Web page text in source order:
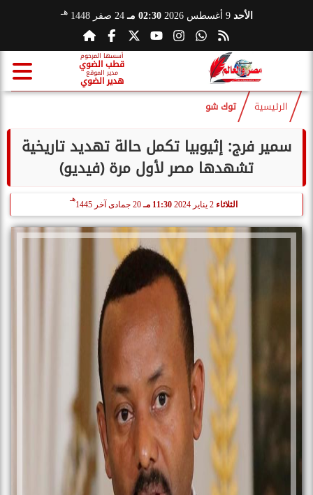
الأحد 9 أغسطس 2026 02:30 مـ 24 صفر 1448 هـ
أسسها المرحوم
قطب الضوي
مدير الموقع
هدير الضوي
الرئيسية توك شو
سمير فرج: إثيوبيا تكمل حالة تهديد تاريخية
تشهدها مصر لأول مرة (فيديو)
الثلاثاء 11:30 مـ 20 جمادى آخر 1445
هـ